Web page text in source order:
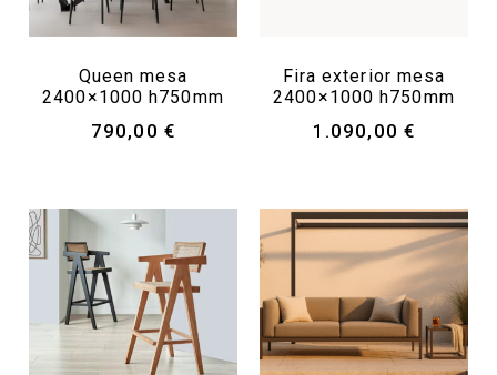
Queen mesa
2400×1000 h750mm
790,00 €
Fira exterior mesa
2400×1000 h750mm
1.090,00 €